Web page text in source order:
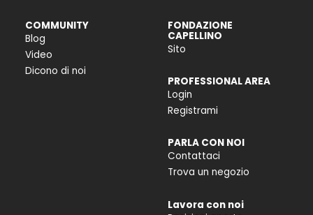
COMMUNITY
Blog
Video
Dicono di noi
FONDAZIONE
CAPELLINO
Sito
PROFESSIONAL AREA
Login
Registrami
PARLA CON NOI
Contattaci
Trova un negozio
Lavora con noi